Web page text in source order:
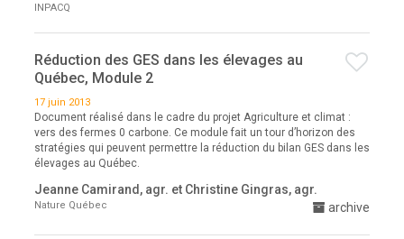
INPACQ
Réduction des GES dans les élevages au
Québec, Module 2
17 juin 2013
Document réalisé dans le cadre du projet Agriculture et climat :
vers des fermes 0 carbone. Ce module fait un tour d’horizon des
stratégies qui peuvent permettre la réduction du bilan GES dans les
élevages au Québec.
Jeanne Camirand, agr. et Christine Gingras, agr.
archive
Nature Québec